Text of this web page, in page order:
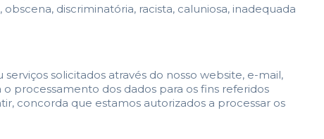
discriminatória, racista, caluniosa, inadequada
solicitados através do nosso website, e-mail,
processamento dos dados para os fins referidos
concorda que estamos autorizados a processar os